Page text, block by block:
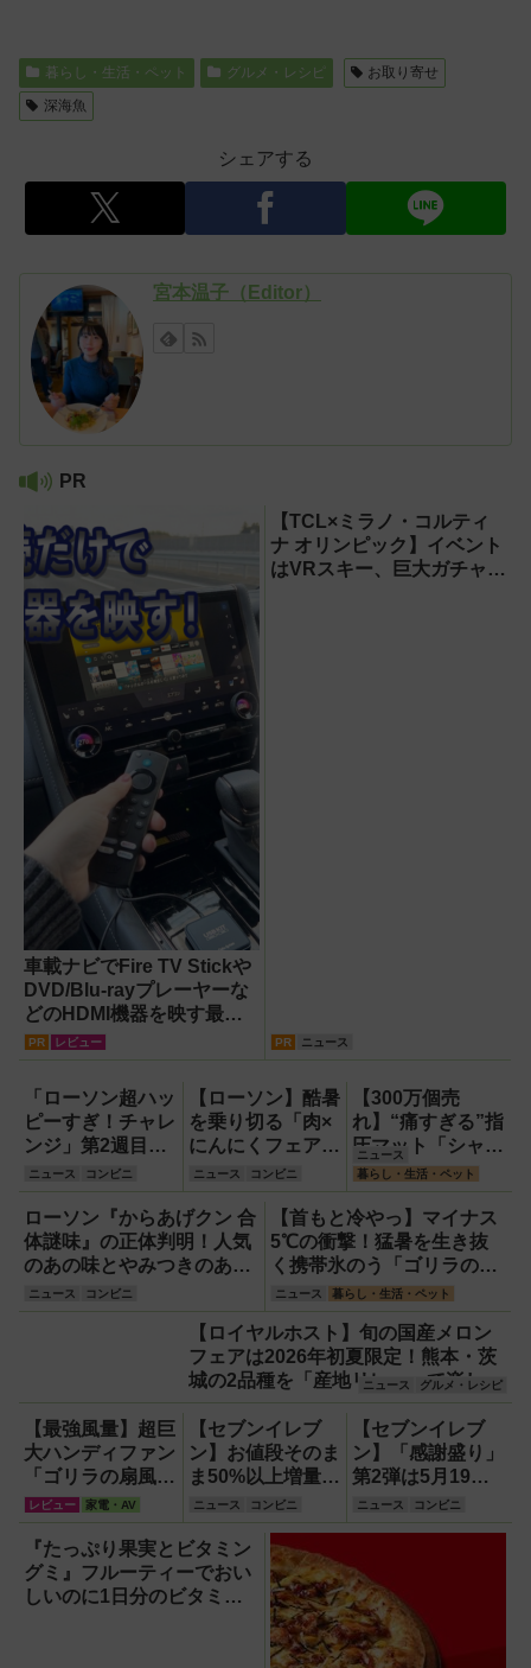
暮らし・生活・ペット グルメ・レシピ
お取り寄せ
深海魚
シェアする
宮本温子（Editor）
PR
車載ナビでFire TV Stickや
DVD/Blu-rayプレーヤーな
どのHDMI機器を映す最短
ルート。USB接続だけで
ス化できる新機軸アダプタ
ーを徹底解説【データシス
テム『USBKIT』】
PR レビュー
【TCL×ミラノ・コルティ
ナ オリンピック】イベント
はVRスキー、巨大ガチャな
PR ニュース
「ローソン超ハッ
ピーすぎ！チャレ
ンジ」第2週目は
6月8・9日発売！
スイーツ『盛りす
ぎ！バスチー』
51％増量や『合
わせすぎ！欧風カ
レーパン＆はみで
るメンチカツ』な
ニュース コンビニ
【ローソン】酷暑
を乗り切る「肉×
にんにくフェア」
『特盛！ガリマヨ
豚カルビ』や新作
スイーツなど
ニュース コンビニ
【300万個売
れ】“痛すぎる”指
圧マット「シャク
ティマット」の新
色を渋谷で体験で
きるイベント開
催！
ニュース
暮らし・生活・ペット
ローソン『からあげクン 合
体謎味』の正体判明！人気
のあの味とやみつきのあの
味が合体して爆裂うめぇ
～!!
ニュース コンビニ
【首もと冷やっ】マイナス
5℃の衝撃！猛暑を生き抜
く携帯氷のう「ゴリラの冷
棒」
ニュース 暮らし・生活・ペット
【ロイヤルホスト】旬の国産メロン
フェアは2026年初夏限定！熊本・茨
城の2品種を「産地リレー」で楽しむ
全5品【ファミレス】
ニュース グルメ・レシピ
【最強風量】超巨
大ハンディファン
「ゴリラの扇風
機」レビュー！直
径16.5cmの巨大
ファンで想像以上
の涼しさを体感
レビュー 家電・AV
【セブンイレブ
ン】お値段そのま
ま50%以上増量キ
ャンペーンは5月
12日から開幕！
【創業感謝祭・感
謝盛り】
ニュース コンビニ
【セブンイレブ
ン】「感謝盛り」
第2弾は5月19日
スタート！牛丼・
チーズケーキなど
のまま」50%以上
増量【創業感謝
祭】
ニュース コンビニ
『たっぷり果実とビタミン
グミ』フルーティーでおい
しいのに1日分のビタミン